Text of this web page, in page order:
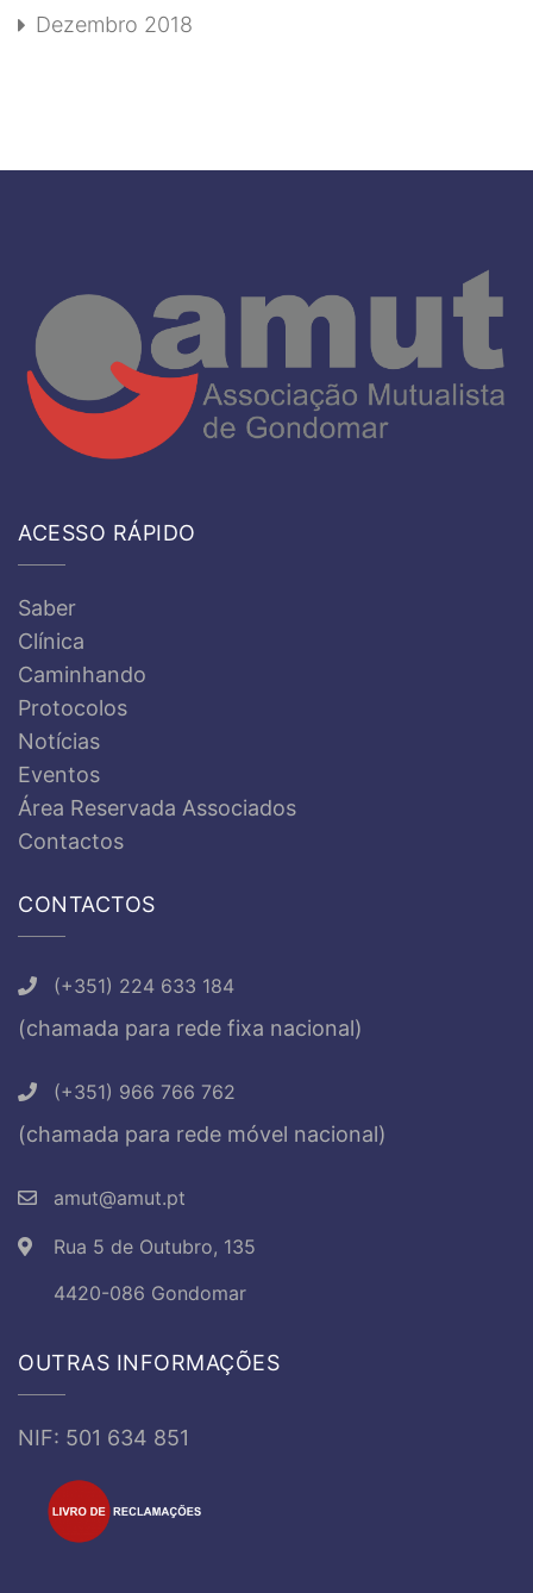
Dezembro 2018
ACESSO RÁPIDO
Saber
Clínica
Caminhando
Protocolos
Notícias
Eventos
Área Reservada Associados
Contactos
CONTACTOS
(+351) 224 633 184
(chamada para rede fixa nacional)
(+351) 966 766 762
(chamada para rede móvel nacional)
amut@amut.pt
Rua 5 de Outubro, 135
4420-086 Gondomar
OUTRAS INFORMAÇÕES
NIF: 501 634 851